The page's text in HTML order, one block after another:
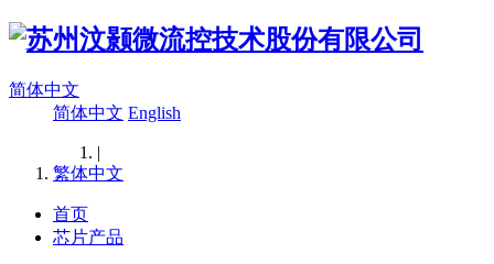
简体中文
简体中文 English
|
繁体中文
首页
芯片产品